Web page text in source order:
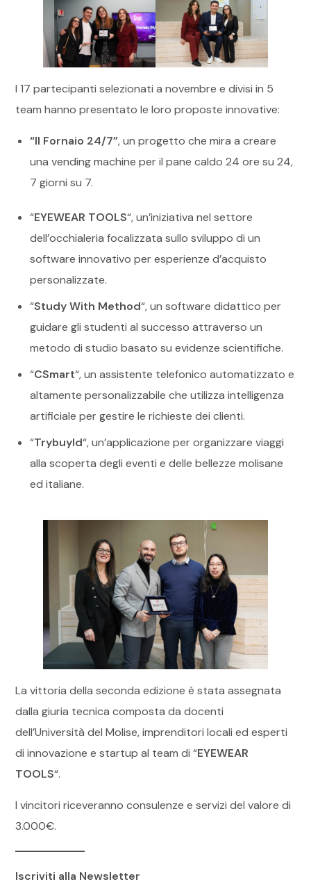
I 17 partecipanti selezionati a novembre e divisi in 5
team hanno presentato le loro proposte innovative:
“Il Fornaio 24/7”, un progetto che mira a creare
una vending machine per il pane caldo 24 ore su 24,
7 giorni su 7.
“EYEWEAR TOOLS“, un’iniziativa nel settore
dell’occhialeria focalizzata sullo sviluppo di un
software innovativo per esperienze d’acquisto
personalizzate.
“Study With Method“, un software didattico per
guidare gli studenti al successo attraverso un
metodo di studio basato su evidenze scientifiche.
“CSmart“, un assistente telefonico automatizzato e
altamente personalizzabile che utilizza intelligenza
artificiale per gestire le richieste dei clienti.
“Trybuyld“, un’applicazione per organizzare viaggi
alla scoperta degli eventi e delle bellezze molisane
ed italiane.
La vittoria della seconda edizione è stata assegnata
dalla giuria tecnica composta da docenti
dell’Università del Molise, imprenditori locali ed esperti
di innovazione e startup al team di “EYEWEAR
TOOLS“.
I vincitori riceveranno consulenze e servizi del valore di
3.000€.
Iscriviti alla Newsletter